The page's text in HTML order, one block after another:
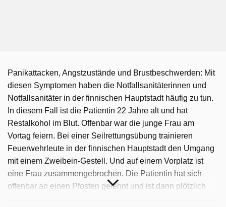
Panikattacken, Angstzustände und Brustbeschwerden: Mit
diesen Symptomen haben die Notfallsanitäterinnen und
Notfallsanitäter in der finnischen Hauptstadt häufig zu tun.
In diesem Fall ist die Patientin 22 Jahre alt und hat
Restalkohol im Blut. Offenbar war die junge Frau am
Vortag feiern. Bei einer Seilrettungsübung trainieren
Feuerwehrleute in der finnischen Hauptstadt den Umgang
mit einem Zweibein-Gestell. Und auf einem Vorplatz ist
eine Frau zusammengebrochen. Die Patientin hat sich
offenbar an einen Pfosten gelehnt und ist dann plötzlich